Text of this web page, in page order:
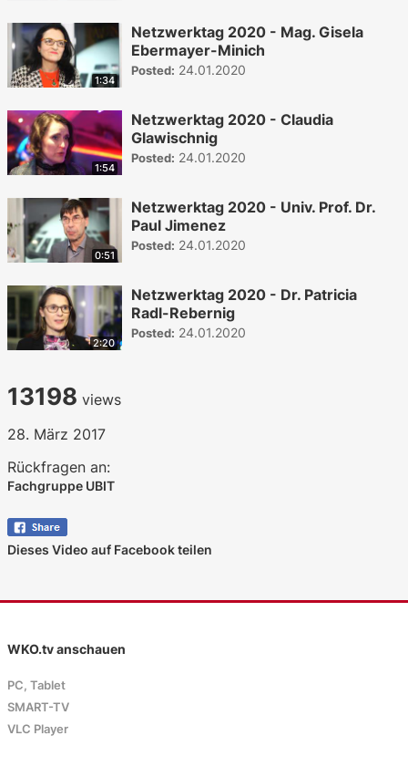
1:34
Netzwerktag 2020 - Mag. Gisela
Ebermayer-Minich
Posted: 24.01.2020
1:54
Netzwerktag 2020 - Claudia
Glawischnig
Posted: 24.01.2020
0:51
Netzwerktag 2020 - Univ. Prof. Dr.
Paul Jimenez
Posted: 24.01.2020
2:20
Netzwerktag 2020 - Dr. Patricia
Radl-Rebernig
Posted: 24.01.2020
13198 views
28. März 2017
Rückfragen an:
Fachgruppe UBIT
Dieses Video auf Facebook teilen
WKO.tv anschauen
PC, Tablet
SMART-TV
VLC Player